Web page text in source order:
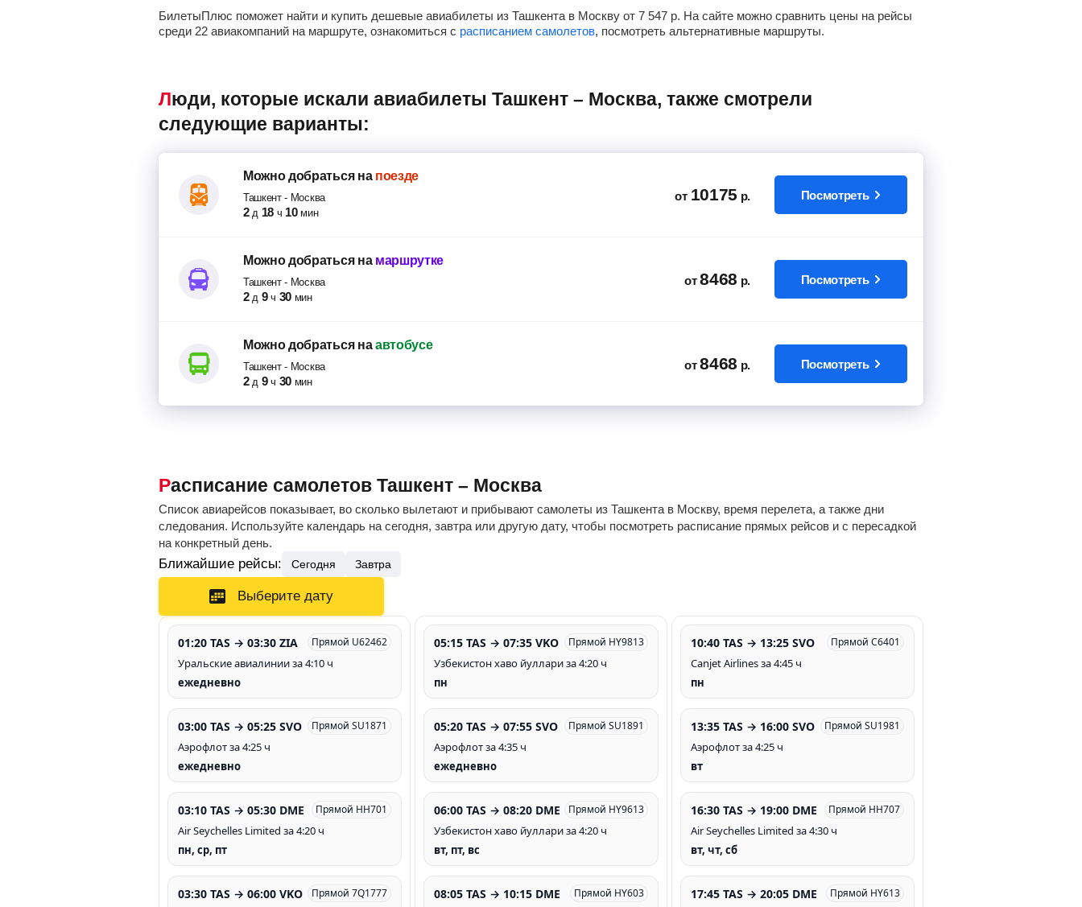
БилетыПлюс поможет найти и купить дешевые авиабилеты из Ташкента в Москву от 7 547 р. На сайте можно сравнить цены на рейсы
среди 22 авиакомпаний на маршруте, ознакомиться с расписанием самолетов, посмотреть альтернативные маршруты.
Люди, которые искали авиабилеты Ташкент – Москва, также смотрели
следующие варианты:
Можно добратьсяна поезде
Ташкент- Москва
2 д 18 ч 10 мин
от 10175 р. Посмотреть
Можно добратьсяна маршрутке
Ташкент- Москва
2 д 9 ч 30 мин
от 8468 р. Посмотреть
Можно добратьсяна автобусе
Ташкент- Москва
2 д 9 ч 30 мин
от 8468 р. Посмотреть
Расписание самолетов Ташкент – Москва
Список авиарейсов показывает, во сколько вылетают и прибывают самолеты из Ташкента в Москву, время перелета, а также дни
следования. Используйте календарь на сегодня, завтра или другую дату, чтобы посмотреть расписание прямых рейсов и с пересадкой
на конкретный день.
Ближайшие рейсы: Сегодня Завтра
Выберите дату
01:20 TAS → 03:30 ZIA Прямой U62462
Уральские авиалинии за 4:10 ч
ежедневно
03:00 TAS → 05:25 SVO Прямой SU1871
Аэрофлот за 4:25 ч
ежедневно
03:10 TAS → 05:30 DME Прямой HH701
Air Seychelles Limited за 4:20 ч
пн, ср, пт
03:30 TAS → 06:00 VKO Прямой 7Q1777
05:15 TAS → 07:35 VKO Прямой HY9813
Узбекистон хаво йуллари за 4:20 ч
пн
05:20 TAS → 07:55 SVO Прямой SU1891
Аэрофлот за 4:35 ч
ежедневно
06:00 TAS → 08:20 DME Прямой HY9613
Узбекистон хаво йуллари за 4:20 ч
вт, пт, вс
08:05 TAS → 10:15 DME Прямой HY603
10:40 TAS → 13:25 SVO Прямой C6401
Canjet Airlines за 4:45 ч
пн
13:35 TAS → 16:00 SVO Прямой SU1981
Аэрофлот за 4:25 ч
вт
16:30 TAS → 19:00 DME Прямой HH707
Air Seychelles Limited за 4:30 ч
вт, чт, сб
17:45 TAS → 20:05 DME Прямой HY613